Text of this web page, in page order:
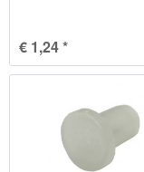
€ 1,24 *